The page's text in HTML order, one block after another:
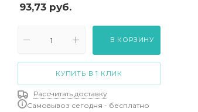
93,73 руб.
В КОРЗИНУ
КУПИТЬ В 1 КЛИК
Рассчитать доставку
Самовывоз сегодня - бесплатно